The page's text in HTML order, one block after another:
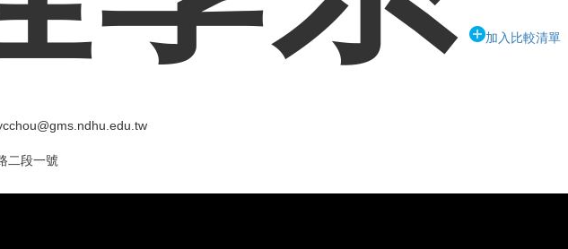
加入比較清單
二段一號